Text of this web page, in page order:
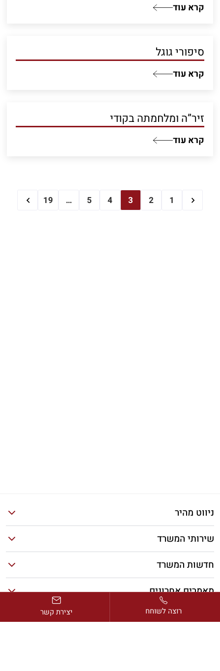
קרא עוד
סיפורי גוגל
קרא עוד
זיר”ה ומלחמתה בקודי
קרא עוד
1
2
3
4
5
…
19
כתובת:
ניווט מהיר
שירותי המשרד
חדשות המשרד
מאמרים אחרונים
רוצה לשוחח יצירת קשר